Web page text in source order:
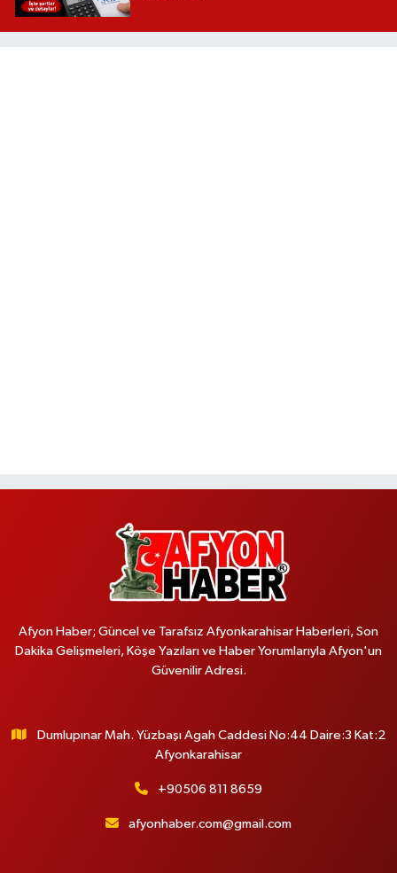
Afyon Haber; Güncel ve Tarafsız Afyonkarahisar Haberleri, Son
Dakika Gelişmeleri, Köşe Yazıları ve Haber Yorumlarıyla Afyon'un
Güvenilir Adresi.
Dumlupınar Mah. Yüzbaşı Agah Caddesi No:44 Daire:3 Kat:2
Afyonkarahisar
+90506 811 8659
afyonhaber.com@gmail.com